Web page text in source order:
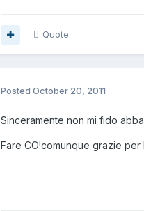
Quote
Posted October 20, 2011
Sinceramente non mi fido
Fare CO!comunque grazie